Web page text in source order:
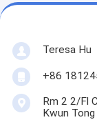
Teresa Hu
+86
Rm 2 2/Fl
Kwun